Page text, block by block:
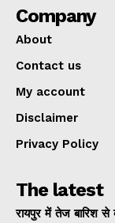
Company
About
Contact us
My account
Disclaimer
Privacy Policy
The latest
रायपुर में तेज बारिश से